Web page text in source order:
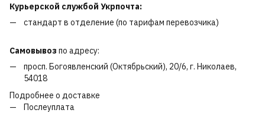
Курьерской службой Укрпочта:
стандарт в отделение (по тарифам перевозчика)
Самовывозпо адресу:
просп. Богоявленский (Октябрьский), 20/6, г. Николаев,
54018
Подробнее о доставке
Послеуплата